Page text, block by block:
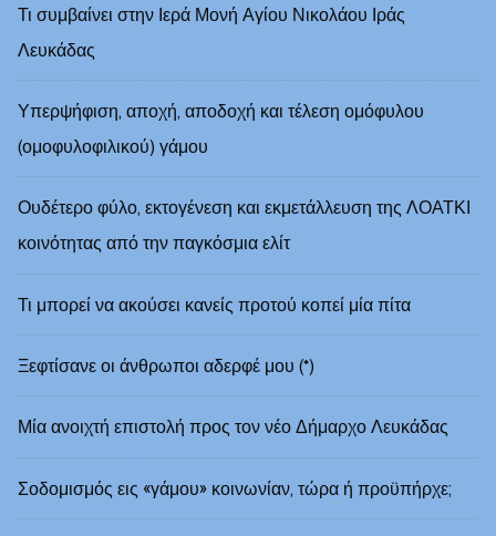
Τι συμβαίνει στην Ιερά Μονή Αγίου Νικολάου Ιράς
Λευκάδας
Υπερψήφιση, αποχή, αποδοχή και τέλεση ομόφυλου
(ομοφυλοφιλικού) γάμου
Ουδέτερο φύλο, εκτογένεση και εκμετάλλευση της ΛΟΑΤΚΙ
κοινότητας από την παγκόσμια ελίτ
Τι μπορεί να ακούσει κανείς προτού κοπεί μία πίτα
Ξεφτίσανε οι άνθρωποι αδερφέ μου (*)
Μία ανοιχτή επιστολή προς τον νέο Δήμαρχο Λευκάδας
Σοδομισμός εις «γάμου» κοινωνίαν, τώρα ή προϋπήρχε;